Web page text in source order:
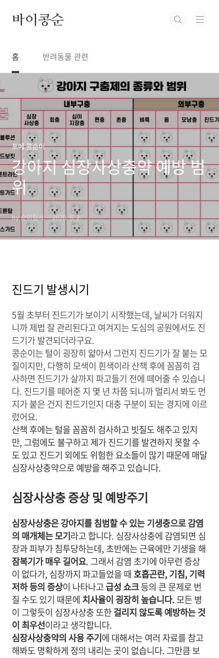
바이콩순
홈 반려동물 관련
포메 콩순이
강아지 심장사상충약 예방 범
위
by 순이집사 2020. 6. 2.
진드기 발생시기
5월 초부터 진드기가 보이기 시작했는데, 날씨가 더워지
니까 제법 잘 관리된다고 여겨지는 도심의 공원에서도 진
드기가 발견되더라구요.
콩순이는 털이 굉장히 얇아서 그런지 진드기가 잘 붙는 모
질이지만, 다행히 모색이 흰색이라 산책 후에 꼼꼼히 검
사하면 진드기가 살까지 파고들기 전에 떼어줄 수 있습니
다. 진드기를 떼어준 지 몇 년 차쯤 되니까 멀리서 봐도 먼
지가 붙은 건지 진드기인지 대충 구분이 되는 경지에 이르
렀어요.
산책 후에는 털을 꼼꼼히 검사하고 빗질도 해주고 있지
만, 그럼에도 불구하고 제가 진드기를 발견하지 못할 수
도 있고 진드기 외에도 위험한 요소들이 많기 때문에 매달
심장사상충약으로 예방을 해주고 있습니다.
심장사상충 증상 및 예방주기
심장사상충은 강아지를 침범할 수 있는 기생충으로 감염
의 매개체는 모기라고 합니다. 심장사상충에 감염되면 심
장과 피부가 침투당하는데, 초반에는 근육에만 기생을 해
잠복기가 매우 길어요. 그래서 감염 초기에 아무런 증상
이 없다가, 심장까지 파고들었을 때 호흡곤란, 기침, 기력
저하 등의 증상이 나타나고급성 쇼크등의 큰 문제로 번
질 수도 있기 때문에 치사율이 굉장히 높습니다.모든 병
이 그렇듯이 심장사상충 또한걸리지 않도록 예방하는 것
이 최우선이라고 생각합니다.
심장사상충약의 사용 주기에 대해서는 여러 자료를 참고
해봐도 명확하게 정의 내리는 곳이 없습니다. 그만큼 보